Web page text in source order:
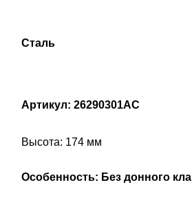
Сталь
Артикул: 26290301AC
Высота: 174 мм
Особенность: Без донного